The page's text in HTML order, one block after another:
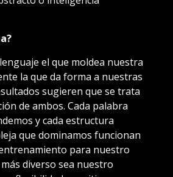
el que moldea nuestra
la que da forma a nuestras
sugieren que se trata
de ambos. Cada palabra
y cada estructura
que dominamos funcionan
para nuestro
diverso sea nuestro